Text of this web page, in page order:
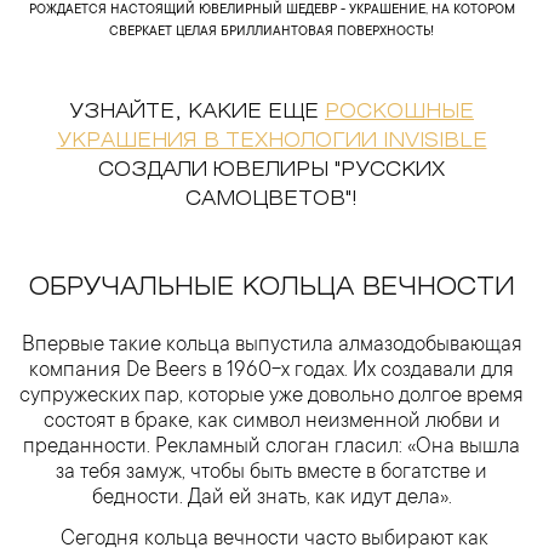
РОЖДАЕТСЯ НАСТОЯЩИЙ ЮВЕЛИРНЫЙ ШЕДЕВР - УКРАШЕНИЕ, НА КОТОРОМ
СВЕРКАЕТ ЦЕЛАЯ БРИЛЛИАНТОВАЯ ПОВЕРХНОСТЬ!
УЗНАЙТЕ, КАКИЕ ЕЩЕ РОСКОШНЫЕ
УКРАШЕНИЯ В ТЕХНОЛОГИИ INVISIBLE
СОЗДАЛИ ЮВЕЛИРЫ "РУССКИХ
САМОЦВЕТОВ"!
ОБРУЧАЛЬНЫЕ КОЛЬЦА ВЕЧНОСТИ
Впервые такие кольца выпустила алмазодобывающая
компания De Beers в 1960-х годах. Их создавали для
супружеских пар, которые уже довольно долгое время
состоят в браке, как символ неизменной любви и
преданности. Рекламный слоган гласил: «Она вышла
за тебя замуж, чтобы быть вместе в богатстве и
бедности. Дай ей знать, как идут дела».
Сегодня кольца вечности часто выбирают как